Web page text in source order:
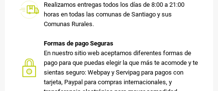
Realizamos entregas todos los días de 8:00 a 21:00
horas en todas las comunas de Santiago y sus
Comunas Rurales.
Formas de pago Seguras
En nuestro sitio web aceptamos diferentes formas de
pago para que puedas elegir la que más te acomode y te
sientas seguro: Webpay y Servipag para pagos con
tarjeta, Paypal para compras internacionales, y